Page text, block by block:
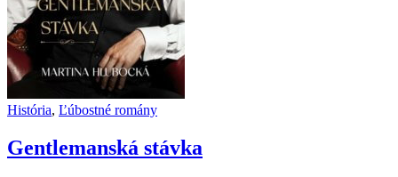
História, Ľúbostné romány
Gentlemanská stávka